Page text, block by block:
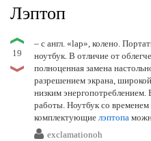
Лэптоп
19
– с англ. «lap», колено.
ноутбук. В отличие от
полноценная замена
разрешением экрана,
низким энергопотреблением.
работы. Ноутбук со временем
комплектующие лэптопа
exclamationoh